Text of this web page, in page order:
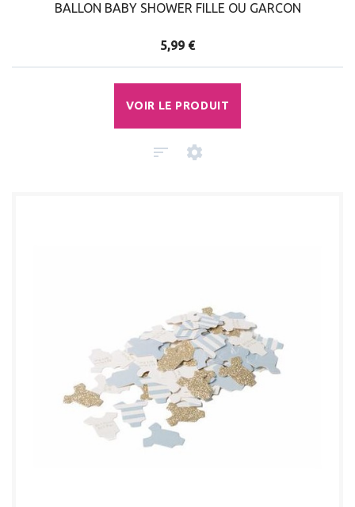
BALLON BABY SHOWER FILLE OU GARCON
5,99 €
VOIR LE PRODUIT